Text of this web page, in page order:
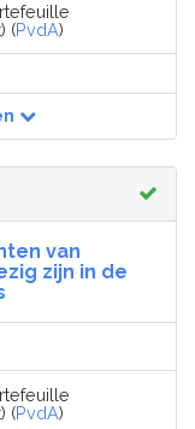
(PvdA)
van
zijn in de
(PvdA)